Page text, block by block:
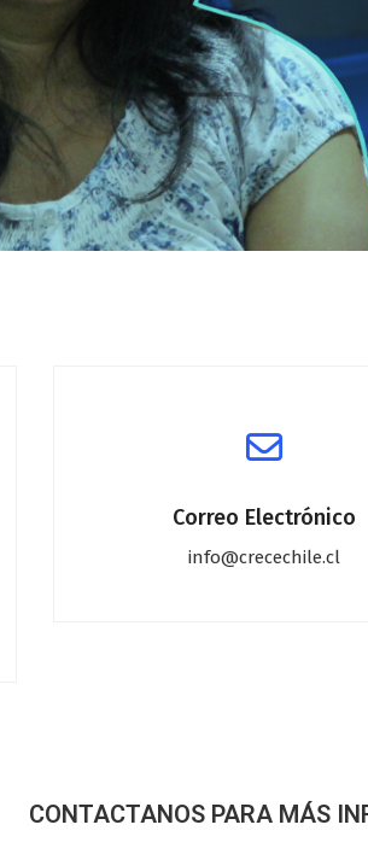
Correo Electrónico
info@crecechile.cl
CONTACTANOS PARA MÁS